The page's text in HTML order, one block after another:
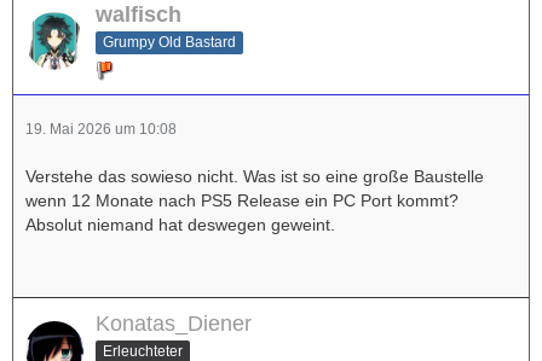
walfisch
Grumpy Old Bastard
19. Mai 2026 um 10:08
Verstehe das sowieso nicht. Was ist so eine große Baustelle
wenn 12 Monate nach PS5 Release ein PC Port kommt?
Absolut niemand hat deswegen geweint.
Konatas_Diener
Erleuchteter